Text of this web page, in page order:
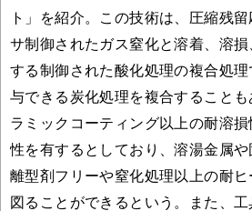
ト」を紹介。この技術は、圧縮残
サ制御されたガス窒化と溶着、溶
する制御された酸化処理の複合処
与できる炭化処理を複合すること
ラミックコーティング以上の耐溶
性を有するとしており、溶湯金属や
離型剤フリーや窒化処理以上の耐
図ることができるという。また、